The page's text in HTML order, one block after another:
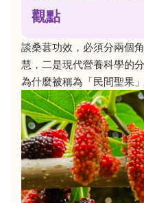
觀點
談桑葚功效，必須分兩個
慧，二是現代營養科學的
為什麼被稱為「民間聖果」